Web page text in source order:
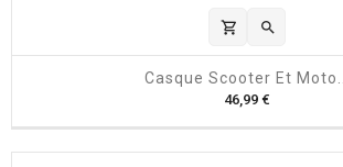
shopping_cart 
Casque Scooter Et Moto...
46,99 €
x